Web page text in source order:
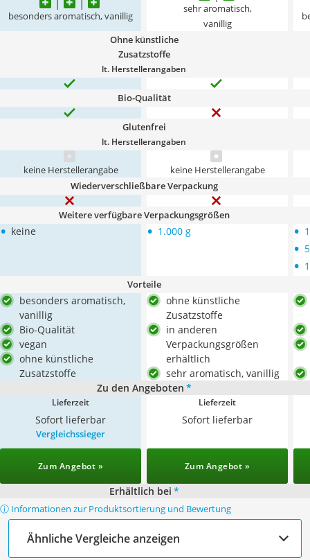
besonders aromatisch, vanillig
sehr aromatisch,
vanillig
Ohne künstliche
Zusatzstoffe
lt. Herstellerangaben
Bio-Qualität
Glutenfrei
lt. Herstellerangaben
keine Herstellerangabe keine Herstellerangabe
Wiederverschließbare Verpackung
Weitere verfügbare Verpackungsgrößen
• keine • 1.000 g •
•
•
Vorteile
besonders aromatisch,
vanillig
Bio-Qualität
vegan
ohne künstliche
Zusatzstoffe
ohne künstliche
Zusatzstoffe
in anderen
Verpackungsgrößen
erhältlich
sehr aromatisch, vanillig
Zu den Angeboten *
Lieferzeit
Sofort lieferbar
Lieferzeit
Sofort lieferbar
Vergleichssieger
Zum Angebot » Zum Angebot »
Erhältlich bei *
ⓘ Informationen zur Produktsortierung und Bewertung
Ähnliche Vergleiche anzeigen